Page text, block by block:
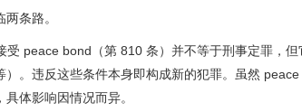
条路。
受 peace bond（第 810 条）并不等于刑事定罪，
）。违反这些条件本身即构成新的犯罪。虽然
体影响因情况而异。